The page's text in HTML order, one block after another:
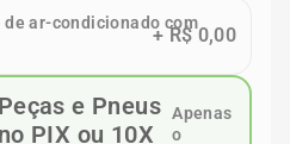
ar-condicionado com
+R$ 0,00
Apenas
o